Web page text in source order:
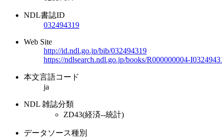
NDL書誌ID
032494319
Web Site
http://id.ndl.go.jp/bib/032494319
https://ndlsearch.ndl.go.jp/books/R000000004-
本文言語コード
ja
NDL 雑誌分類
ZD43(経済--統計)
データソース種別